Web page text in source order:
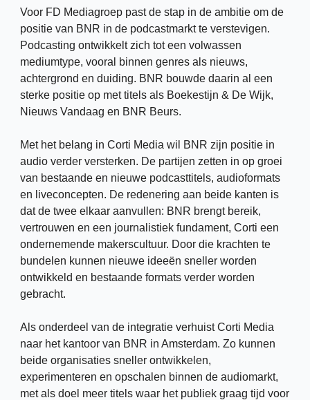
Voor FD Mediagroep past de stap in de ambitie om de
positie van BNR in de podcastmarkt te verstevigen.
Podcasting ontwikkelt zich tot een volwassen
mediumtype, vooral binnen genres als nieuws,
achtergrond en duiding. BNR bouwde daarin al een
sterke positie op met titels als Boekestijn & De Wijk,
Nieuws Vandaag en BNR Beurs.
Met het belang in Corti Media wil BNR zijn positie in
audio verder versterken. De partijen zetten in op groei
van bestaande en nieuwe podcasttitels, audioformats
en liveconcepten. De redenering aan beide kanten is
dat de twee elkaar aanvullen: BNR brengt bereik,
vertrouwen en een journalistiek fundament, Corti een
ondernemende makerscultuur. Door die krachten te
bundelen kunnen nieuwe ideeën sneller worden
ontwikkeld en bestaande formats verder worden
gebracht.
Als onderdeel van de integratie verhuist Corti Media
naar het kantoor van BNR in Amsterdam. Zo kunnen
beide organisaties sneller ontwikkelen,
experimenteren en opschalen binnen de audiomarkt,
met als doel meer titels waar het publiek graag tijd voor